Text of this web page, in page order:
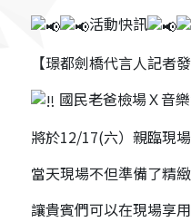
活動快訊
【璟都劍橋代言人記者發
國民老爸檢場Ｘ音
將於12/17(六）親臨現
當天現場不但準備了精
讓貴賓們可以在現場享